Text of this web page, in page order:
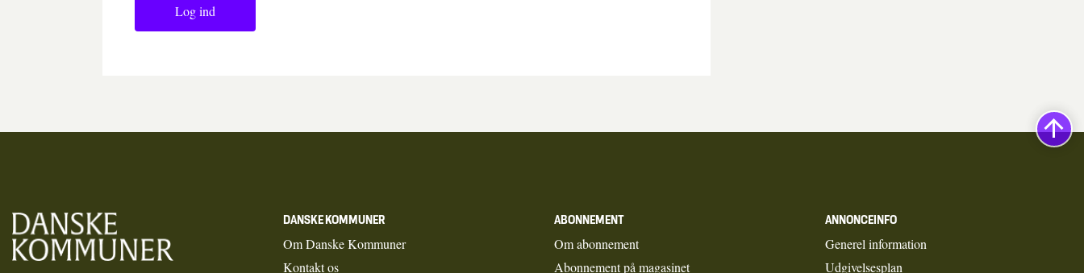
Log ind
DANSKE KOMMUNER
Om Danske Kommuner
Kontakt os
ABONNEMENT
Om abonnement
Abonnement på magasinet
ANNONCEINFO
Generel information
Udgivelsesplan